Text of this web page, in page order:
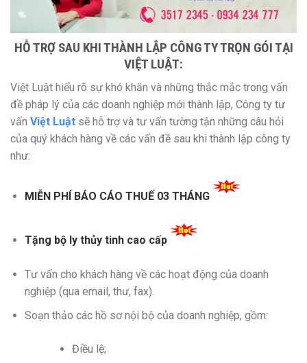
HỖ TRỢ SAU KHI THÀNH LẬP CÔNG TY TRỌN GÓI TẠI
VIỆT LUẬT:
Việt Luật hiểu rõ sự khó khăn và những thắc mắc trong vấn
đề pháp lý của các doanh nghiệp mới thành lập, Công ty tư
vấn Việt Luật sẽ hỗ trợ và tư vấn tường tận những câu hỏi
của quý khách hàng về các vấn đề sau khi thành lập công ty
như:
MIỄN PHÍ BÁO CÁO THUẾ 03 THÁNG
Tặng bộ ly thủy tinh cao cấp
Tư vấn cho khách hàng về các hoạt động của doanh
nghiệp (qua email, thư, fax).
Soạn thảo các hồ sơ nội bộ của doanh nghiệp, gồm:
Điều lệ;